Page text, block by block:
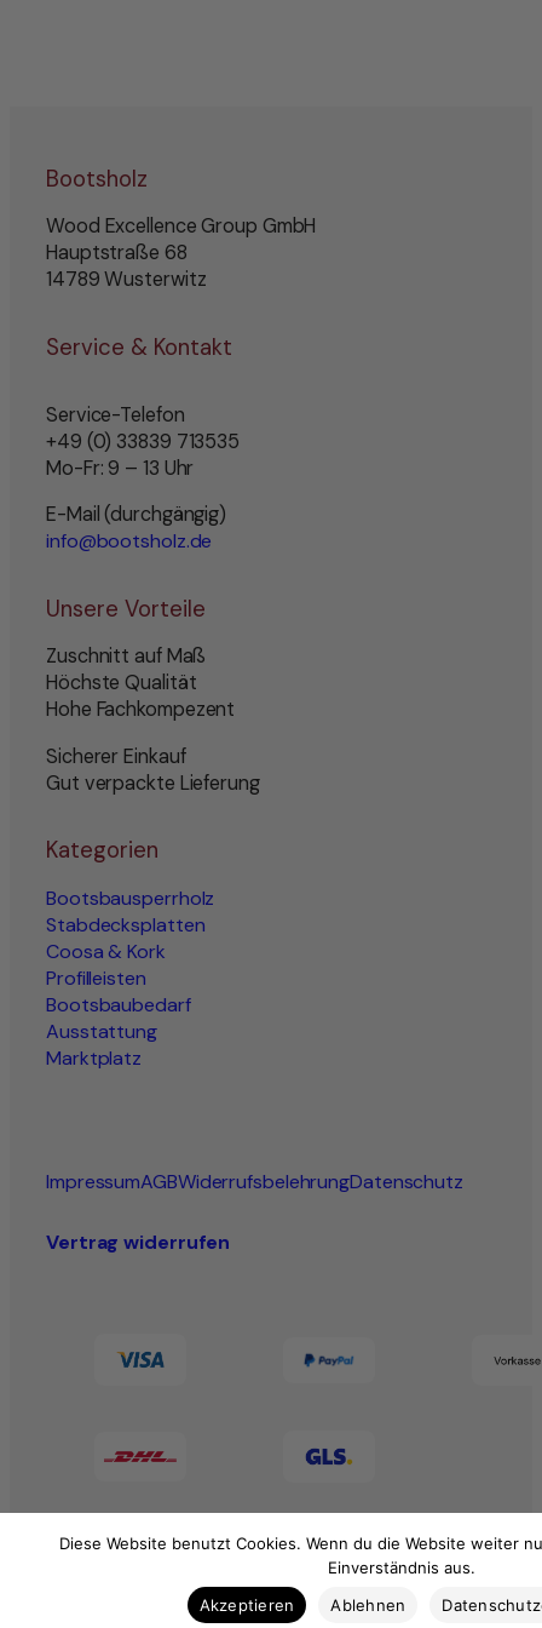
Bootsholz
Wood Excellence Group GmbH
Hauptstraße 68
14789 Wusterwitz
Service & Kontakt
Service-Telefon
+49 (0) 33839 713535
Mo-Fr: 9 – 13 Uhr
E-Mail (durchgängig)
info@bootsholz.de
Unsere Vorteile
Zuschnitt auf Maß
Höchste Qualität
Hohe Fachkompezent
Sicherer Einkauf
Gut verpackte Lieferung
Kategorien
Bootsbausperrholz
Stabdecksplatten
Coosa & Kork
Profilleisten
Bootsbaubedarf
Ausstattung
Marktplatz
ImpressumAGBWiderrufsbelehrungDatenschutz
Vertrag widerrufen
Diese Website benutzt Cookies. Wenn du die Website weiter
Einverständnis aus.
Akzeptieren
Ablehnen